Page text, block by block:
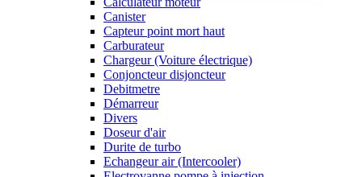
Canister
Capteur point mort haut
Carburateur
Chargeur (Voiture électrique)
Conjoncteur disjoncteur
Debitmetre
Démarreur
Divers
Doseur d'air
Durite de turbo
Echangeur air (Intercooler)